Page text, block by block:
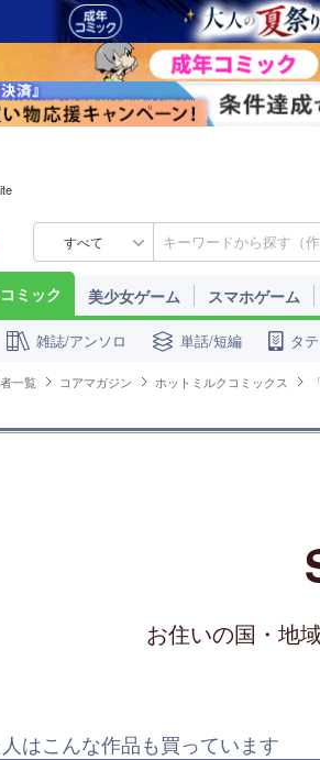
すべて
ミック 美少女ゲーム スマホゲーム
雑誌/アンソロ 単話/短編 タ
一覧 コアマガジン ホットミルクコミックス
お住いの国・地
はこんな作品も買っています